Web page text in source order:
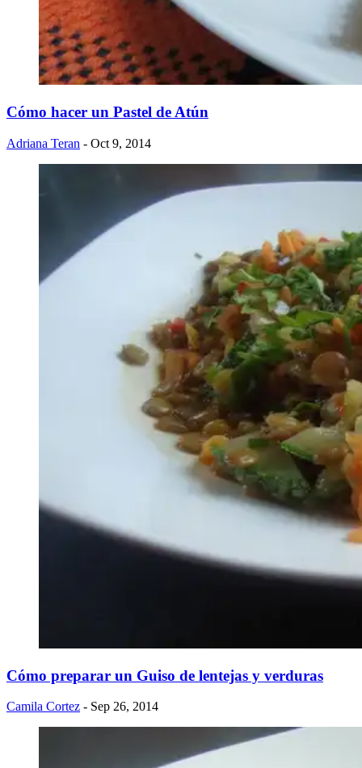
Cómo hacer un Pastel de Atún
Adriana Teran - Oct 9, 2014
Cómo preparar un Guiso de lentejas y verduras
Camila Cortez - Sep 26, 2014